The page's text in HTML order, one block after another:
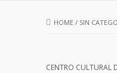
HOME / SIN
CENTRO CULTURAL